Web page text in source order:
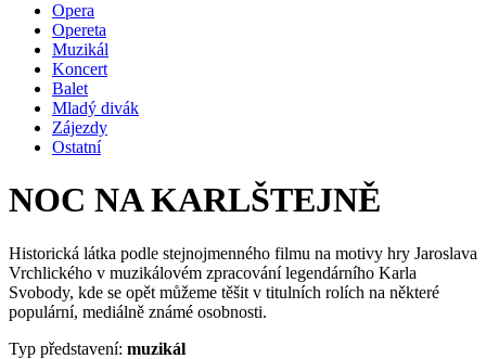
Opera
Opereta
Muzikál
Koncert
Balet
Mladý divák
Zájezdy
Ostatní
NOC NA KARLŠTEJNĚ
Historická látka podle stejnojmenného filmu na motivy hry Jaroslava
Vrchlického v muzikálovém zpracování legendárního Karla
Svobody, kde se opět můžeme těšit v titulních rolích na některé
populární, mediálně známé osobnosti.
Typ představení: muzikál